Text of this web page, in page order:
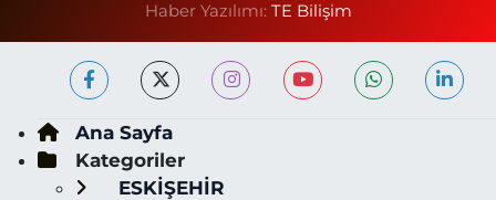
Haber Yazılımı: TE Bilişim
Ana Sayfa
Kategoriler
ESKİŞEHİR